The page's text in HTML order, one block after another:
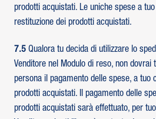
prodotti acquistati. Le uniche spese a
restituzione dei prodotti acquistati.
7.5 Qualora tu decida di utilizzare lo
Venditore nel Modulo di reso, non
persona il pagamento delle spese, a tuo
prodotti acquistati. Il pagamento delle
prodotti acquistati sarà effettuato, per